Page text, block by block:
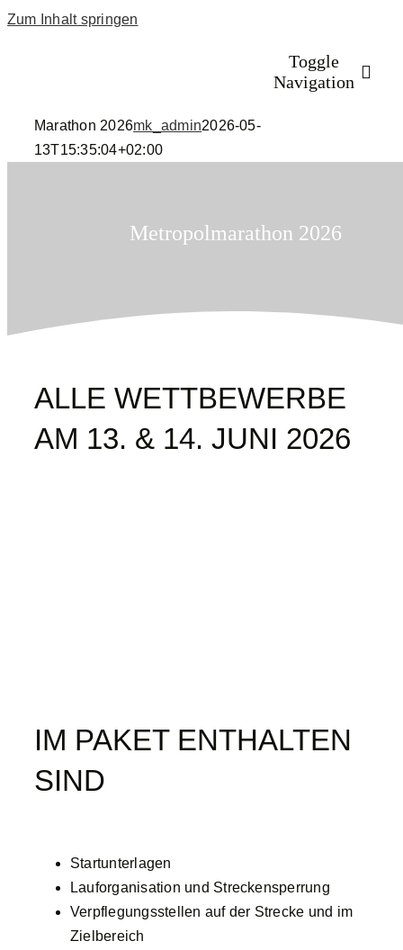
Zum Inhalt springen
Toggle
Navigation
Volunteers
Marathon 2026mk_admin2026-05-
13T15:35:04+02:00
Metropolmarathon 2026
ALLE WETTBEWERBE
AM 13. & 14. JUNI 2026
IM PAKET ENTHALTEN
SIND
Startunterlagen
Lauforganisation und Streckensperrung
Verpflegungsstellen auf der Strecke und im
Zielbereich